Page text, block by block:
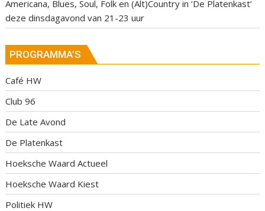
Americana, Blues, Soul, Folk en (Alt)Country in ‘De Platenkast’
deze dinsdagavond van 21-23 uur
PROGRAMMA’S
Café HW
Club 96
De Late Avond
De Platenkast
Hoeksche Waard Actueel
Hoeksche Waard Kiest
Politiek HW